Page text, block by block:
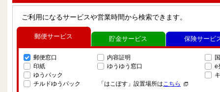
ご利用になるサービスや営業時間から検索できます。
郵便サービス
郵便窓口
印紙
ゆうパック
チルドゆうパック
内容証明
ゆうゆう窓口
「はこぽす」設置場所はこちら
e
貯金サービス 保険サービ